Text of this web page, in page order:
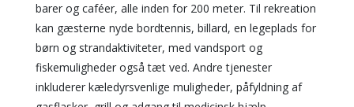
barer og caféer, alle inden for 200 meter. Til rekreation
kan gæsterne nyde bordtennis, billard, en legeplads for
børn og strandaktiviteter, med vandsport og
fiskemuligheder også tæt ved. Andre tjenester
inkluderer kæledyrsvenlige muligheder, påfyldning af